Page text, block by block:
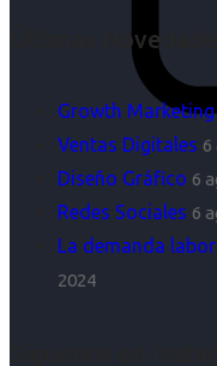
Últimas Novedades
Growth Marketing
Ventas Digitales 6
Diseño Gráfico 6
Redes Sociales 6
La demanda
2024